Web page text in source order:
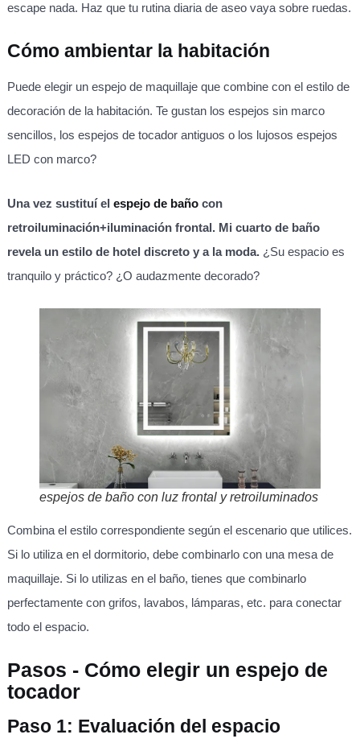
escape nada. Haz que tu rutina diaria de aseo vaya sobre ruedas.
Cómo ambientar la habitación
Puede elegir un espejo de maquillaje que combine con el estilo de
decoración de la habitación. Te gustan los espejos sin marco
sencillos, los espejos de tocador antiguos o los lujosos espejos
LED con marco?
Una vez sustituí el espejo de baño con
retroiluminación+iluminación frontal. Mi cuarto de baño
revela un estilo de hotel discreto y a la moda. ¿Su espacio es
tranquilo y práctico? ¿O audazmente decorado?
espejos de baño con luz frontal y retroiluminados
Combina el estilo correspondiente según el escenario que utilices.
Si lo utiliza en el dormitorio, debe combinarlo con una mesa de
maquillaje. Si lo utilizas en el baño, tienes que combinarlo
perfectamente con grifos, lavabos, lámparas, etc. para conectar
todo el espacio.
Pasos - Cómo elegir un espejo de
tocador
Paso 1: Evaluación del espacio